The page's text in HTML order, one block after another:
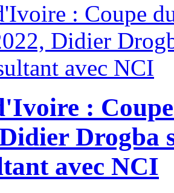
:
Drogba
avec NCI